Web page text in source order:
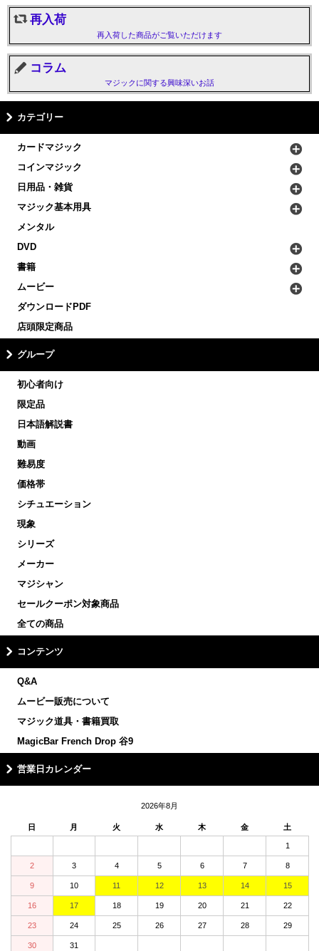
再入荷
再入荷した商品がご覧いただけます
コラム
マジックに関する興味深いお話
カテゴリー
カードマジック
コインマジック
日用品・雑貨
マジック基本用具
メンタル
DVD
書籍
ムービー
ダウンロードPDF
店頭限定商品
グループ
初心者向け
限定品
日本語解説書
動画
難易度
価格帯
シチュエーション
現象
シリーズ
メーカー
マジシャン
セールクーポン対象商品
全ての商品
コンテンツ
Q&A
ムービー販売について
マジック道具・書籍買取
MagicBar French Drop 谷9
営業日カレンダー
2026年8月
日 月 火 水 木 金 土
1
2 3 4 5 6 7 8
9 10 11 12 13 14 15
16 17 18 19 20 21 22
23 24 25 26 27 28 29
30 31